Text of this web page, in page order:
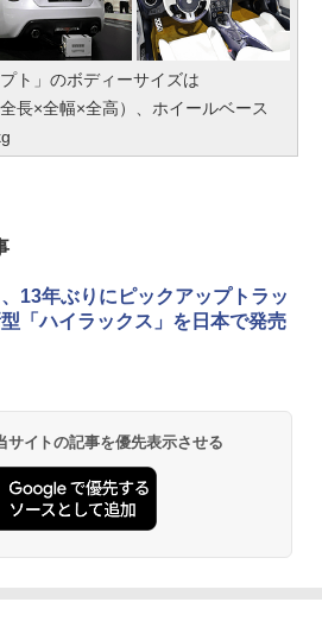
ト」のボディーサイズは
長×全幅×全高）、ホイールベース
、13年ぶりにピックアップトラッ
「ハイラックス」を日本で発売
イトの記事を優先表示させる